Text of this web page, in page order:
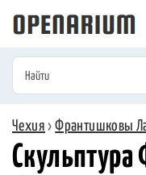
Чехия ›Франтишковы